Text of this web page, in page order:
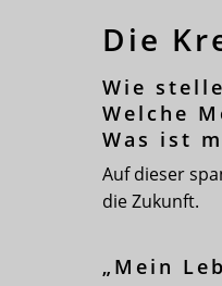
Die
Wie
Welche
Was ist
Auf dieser
die Zukunft.
„Mein